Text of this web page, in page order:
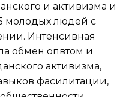
и активизма и
молодых людей с
Интенсивная
обмен опвтом и
активизма,
фасилитации,